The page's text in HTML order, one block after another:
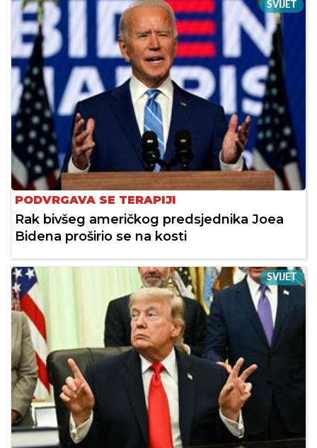
SVIJET
PODVRGAVA SE TERAPIJI
Rak bivšeg američkog predsjednika Joea
Bidena proširio se na kosti
SVIJET